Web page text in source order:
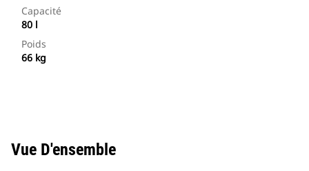
Capacité
80 l
Poids
66 kg
Vue D'ensemble